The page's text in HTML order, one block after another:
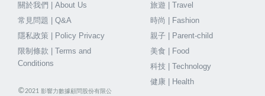
關於我們 | About Us
常見問題 | Q&A
隱私政策 | Policy Privacy
限制條款 | Terms and
Conditions
©2021 影響力數據顧問股份有限公
旅遊 | Travel
時尚 | Fashion
親子 | Parent-child
美食 | Food
科技 | Technology
健康 | Health